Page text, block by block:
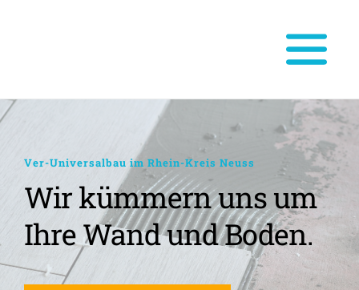
Ver-Universalbau im Rhein-Kreis Neuss
Wir kümmern uns um
Ihre Wand und Boden.